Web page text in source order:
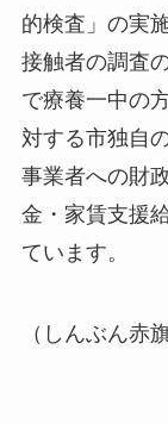
的検査」の実
接触者の調査
で療養一中の
対する市独自
事業者への財
金・家賃支援
ています。
（しんぶん赤